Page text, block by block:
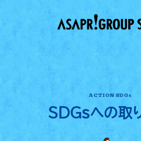
ACTION SDGs
SDGsへの取